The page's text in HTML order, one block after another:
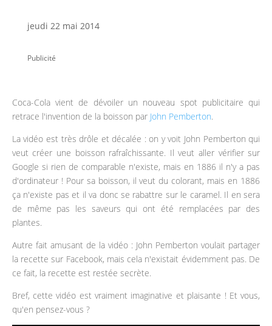
jeudi 22 mai 2014
Publicité
Coca-Cola vient de dévoiler un nouveau spot publicitaire qui
retrace l'invention de la boisson par John Pemberton.
La vidéo est très drôle et décalée : on y voit John Pemberton qui
veut créer une boisson rafraîchissante. Il veut aller vérifier sur
Google si rien de comparable n'existe, mais en 1886 il n'y a pas
d'ordinateur ! Pour sa boisson, il veut du colorant, mais en 1886
ça n'existe pas et il va donc se rabattre sur le caramel. Il en sera
de même pas les saveurs qui ont été remplacées par des
plantes.
Autre fait amusant de la vidéo : John Pemberton voulait partager
la recette sur Facebook, mais cela n'existait évidemment pas. De
ce fait, la recette est restée secrète.
Bref, cette vidéo est vraiment imaginative et plaisante ! Et vous,
qu'en pensez-vous ?